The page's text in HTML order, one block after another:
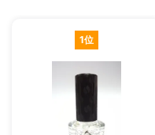
1位